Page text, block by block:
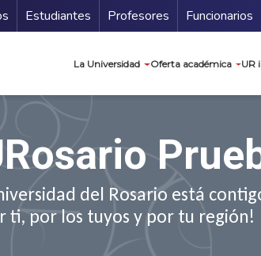
Estudiantes Profesores Funcionarios
La Universidad Oferta académica UR
del Rosario está
ti, por los tuyos y por tu región!